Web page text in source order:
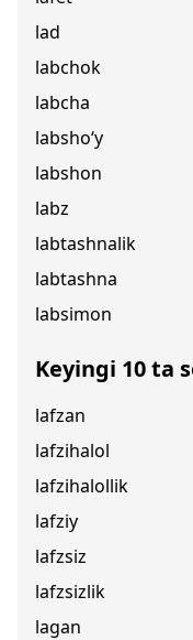
lad
labchok
labcha
labsho‘y
labshon
labz
labtashnalik
labtashna
labsimon
Keyingi 10 ta
lafzan
lafzihalol
lafzihalollik
lafziy
lafzsiz
lafzsizlik
lagan